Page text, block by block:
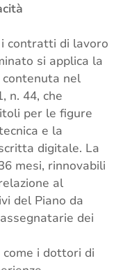
contratti di lavoro
si applica la
contenuta nel
n. 44, che
per le figure
e la
digitale. La
mesi, rinnovabili
al
del Piano da
dei
come i dottori di